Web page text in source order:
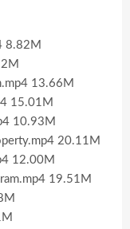
8.82M
13.66M
15.01M
10.93M
20.11M
12.00M
19.51M